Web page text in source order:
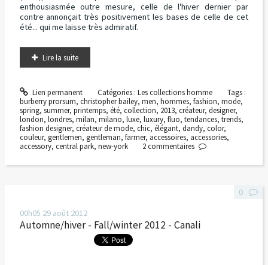
enthousiasmée outre mesure, celle de l'hiver dernier par
contre annonçait très positivement les bases de celle de cet
été... qui me laisse très admiratif.
Lire la suite
Lien permanent Catégories : Les collections homme
Tags :
burberry prorsum, christopher bailey, men, hommes, fashion, mode,
spring, summer, printemps, été, collection, 2013, créateur, designer,
london, londres, milan, milano, luxe, luxury, fluo, tendances, trends,
fashion designer, créateur de mode, chic, élégant, dandy, color,
couleur, gentlemen, gentleman, farmer, accessoires, accessories,
accessory, central park, new-york 2commentaires
00h05 29 août 2012
Automne/hiver - Fall/winter 2012 - Canali
0